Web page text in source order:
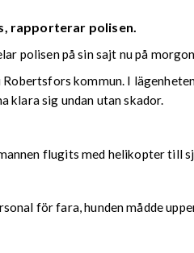
rapporterar polisen.
polisen på sin sajt nu på
kommun. I
klara sig undan utan skador.
flugits med helikopter till
för fara, hunden mådde